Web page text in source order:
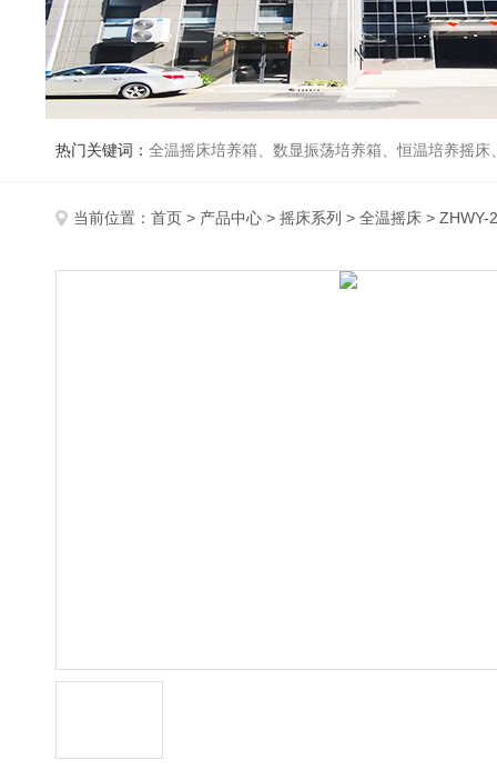
热门关键词： 全温摇床培养箱、数显振荡培养箱、恒温培养摇
当前位置： 首页 > 产品中心 > 摇床系列 > 全温摇床 > ZHWY-